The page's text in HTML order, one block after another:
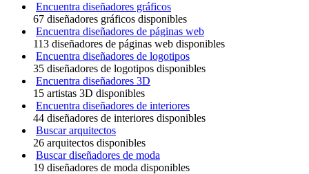
Encuentra diseñadores gráficos
67 diseñadores gráficos disponibles
Encuentra diseñadores de páginas web
113 diseñadores de páginas web disponibles
Encuentra diseñadores de logotipos
35 diseñadores de logotipos disponibles
Encuentra diseñadores 3D
15 artistas 3D disponibles
Encuentra diseñadores de interiores
44 diseñadores de interiores disponibles
Buscar arquitectos
26 arquitectos disponibles
Buscar diseñadores de moda
19 diseñadores de moda disponibles